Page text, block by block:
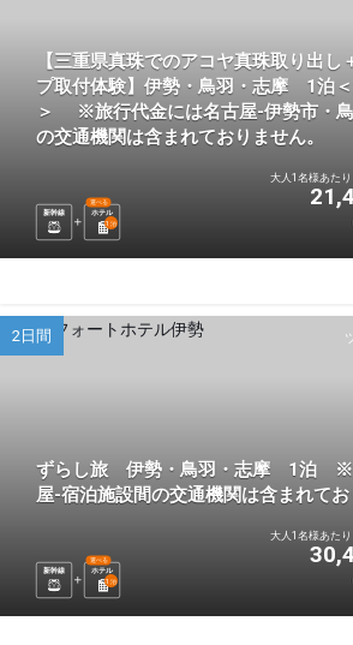
【三重県真珠でのアコヤ真珠取り出し
プ取付体験】伊勢・鳥羽・志摩 1泊
＞ ※旅行代金には名古屋-伊勢市・鳥
の交通機関は含まれておりません。
新幹線 ホテル
選べる
1 泊
大人1名様あたり
2日間
ずらし旅 伊勢・鳥羽・志摩 1泊 ※
屋-宿泊施設間の交通機関は含まれてお
新幹線 ホテル
選べる
1 泊
大人1名様あたり